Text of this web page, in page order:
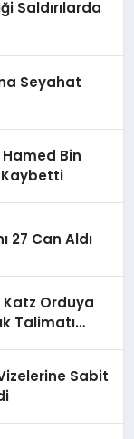
Saldırılarda
Seyahat
Bin
Kaybetti
27 Can Aldı
Katz Orduya
Talimatı
Sabit